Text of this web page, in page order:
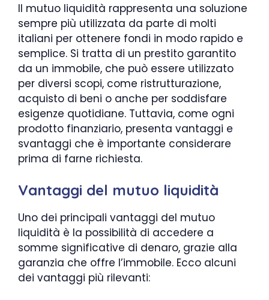
Il mutuo liquidità rappresenta una soluzione
sempre più utilizzata da parte di molti
italiani per ottenere fondi in modo rapido e
semplice. Si tratta di un prestito garantito
da un immobile, che può essere utilizzato
per diversi scopi, come ristrutturazione,
acquisto di beni o anche per soddisfare
esigenze quotidiane. Tuttavia, come ogni
prodotto finanziario, presenta vantaggi e
svantaggi che è importante considerare
prima di farne richiesta.
Vantaggi del mutuo liquidità
Uno dei principali vantaggi del mutuo
liquidità è la possibilità di accedere a
somme significative di denaro, grazie alla
garanzia che offre l’immobile. Ecco alcuni
dei vantaggi più rilevanti: